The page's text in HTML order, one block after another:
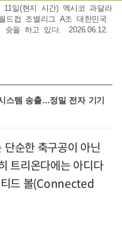
11일(현지 시간) 멕시코 과달라
드컵 조별리그 A조 대한민국
슛을 하고 있다. 2026.06.12.
스템 송출…정밀 전자 기기
순한 축구공이 아닌
트리온다에는 아디다
티드 볼(Connected